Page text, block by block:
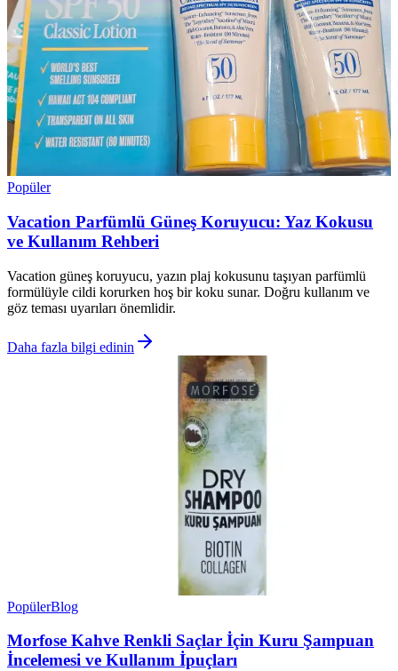
Popüler
Vacation Parfümlü Güneş Koruyucu: Yaz Kokusu
ve Kullanım Rehberi
Vacation güneş koruyucu, yazın plaj kokusunu taşıyan parfümlü
formülüyle cildi korurken hoş bir koku sunar. Doğru kullanım ve
göz teması uyarıları önemlidir.
Daha fazla bilgi edinin
PopülerBlog
Morfose Kahve Renkli Saçlar İçin Kuru Şampuan
İncelemesi ve Kullanım İpuçları